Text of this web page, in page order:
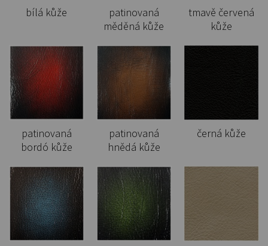
bílá kůže
patinovaná
měděná kůže
tmavě červená
kůže
patinovaná
bordó kůže
patinovaná
hnědá kůže
černá kůže